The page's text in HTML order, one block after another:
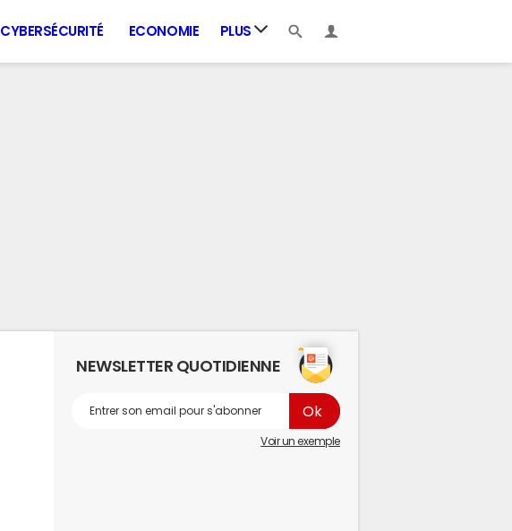
CYBERSÉCURITÉ ECONOMIE PLUS
NEWSLETTER QUOTIDIENNE
Voir un exemple